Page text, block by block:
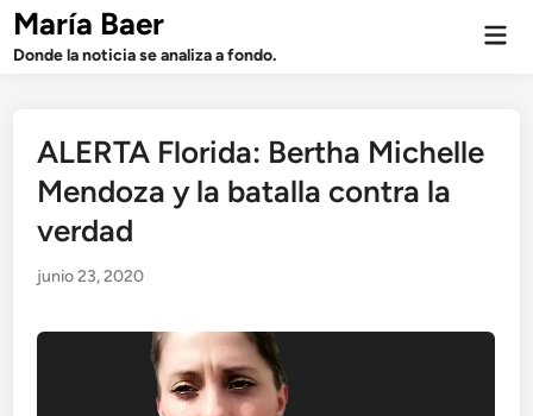
Saltar
contenido
María Baer
Donde la noticia se analiza a fondo.
ALERTA Florida: Bertha Michelle
Mendoza y la batalla contra la
verdad
junio 23, 2020